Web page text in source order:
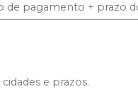
de pagamento + prazo
e prazos.